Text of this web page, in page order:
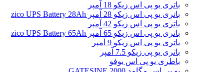
باتری یو پی اس زیکو 18 آمپر
باتری یو پی اس زیکو 28 آمپر zico UPS Battery 28Ah
باتری یو پی اس زیکو 42 آمپر
باتری یو پی اس زیکو 65 آمپر zico UPS Battery 65Ah
باتری یو پی اس زیکو 9 آمپر
باتری یو پی زیکو 7.5 آمپر
باطری یو پی اس یوفو